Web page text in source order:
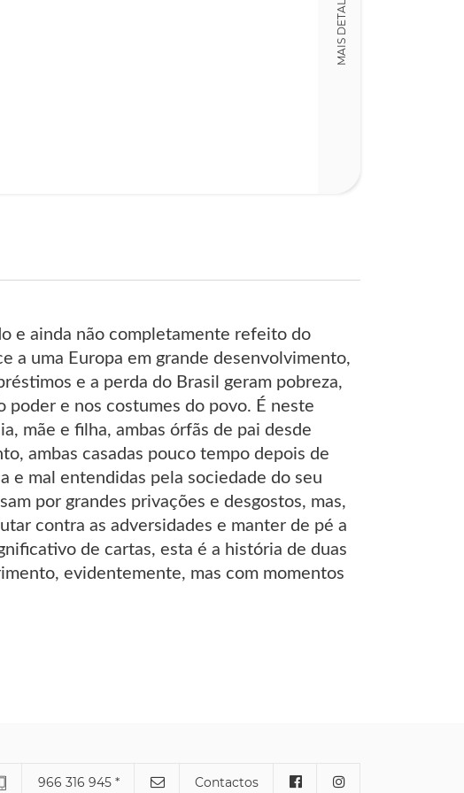
MAIS DETALHES
e ainda não completamente refeito do
a uma Europa em grande desenvolvimento,
e a perda do Brasil geram pobreza,
e nos costumes do povo. É neste
mãe e filha, ambas órfãs de pai desde
ambas casadas pouco tempo depois de
e mal entendidas pela sociedade do seu
por grandes privações e desgostos, mas,
contra as adversidades e manter de pé a
de cartas, esta é a história de duas
evidentemente, mas com momentos
966 316 945 * Contactos